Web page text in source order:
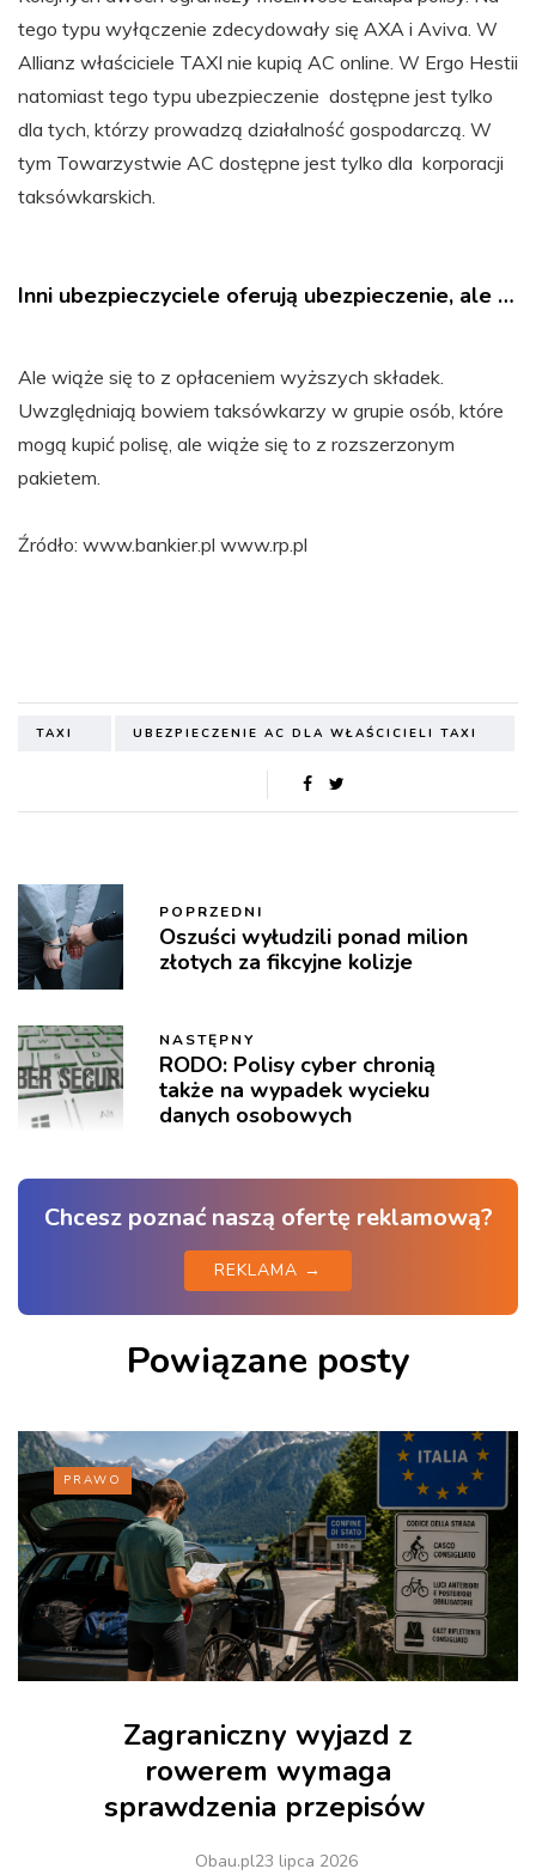
tego typu wyłączenie zdecydowały się AXA i Aviva. W
Allianz właściciele TAXI nie kupią AC online. W Ergo Hestii
natomiast tego typu ubezpieczenie dostępne jest tylko
dla tych, którzy prowadzą działalność gospodarczą. W
tym Towarzystwie AC dostępne jest tylko dla korporacji
taksówkarskich.
Inni ubezpieczyciele oferują ubezpieczenie, ale …
Ale wiąże się to z opłaceniem wyższych składek.
Uwzględniają bowiem taksówkarzy w grupie osób, które
mogą kupić polisę, ale wiąże się to z rozszerzonym
pakietem.
Źródło: www.bankier.pl www.rp.pl
TAXI UBEZPIECZENIE AC DLA WŁAŚCICIELI TAXI
POPRZEDNI
Oszuści wyłudzili ponad milion
złotych za fikcyjne kolizje
NASTĘPNY
RODO: Polisy cyber chronią
także na wypadek wycieku
danych osobowych
Chcesz poznać naszą ofertę reklamową?
REKLAMA →
Powiązane posty
PRAWO
Zagraniczny wyjazd z
rowerem wymaga
sprawdzenia przepisów
Obau.pl23 lipca 2026